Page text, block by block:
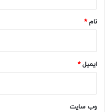
نام*
ایمیل*
وب‌ سایت